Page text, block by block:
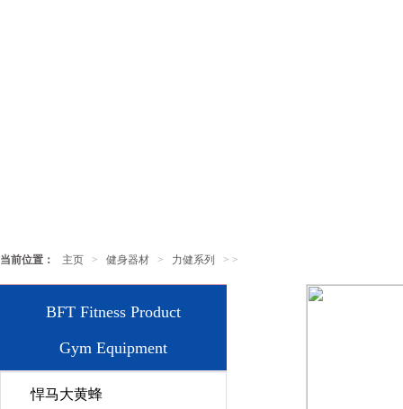
当前位置： 主页 > 健身器材 > 力健系列 > >
BFT Fitness Product
Gym Equipment
悍马大黄蜂